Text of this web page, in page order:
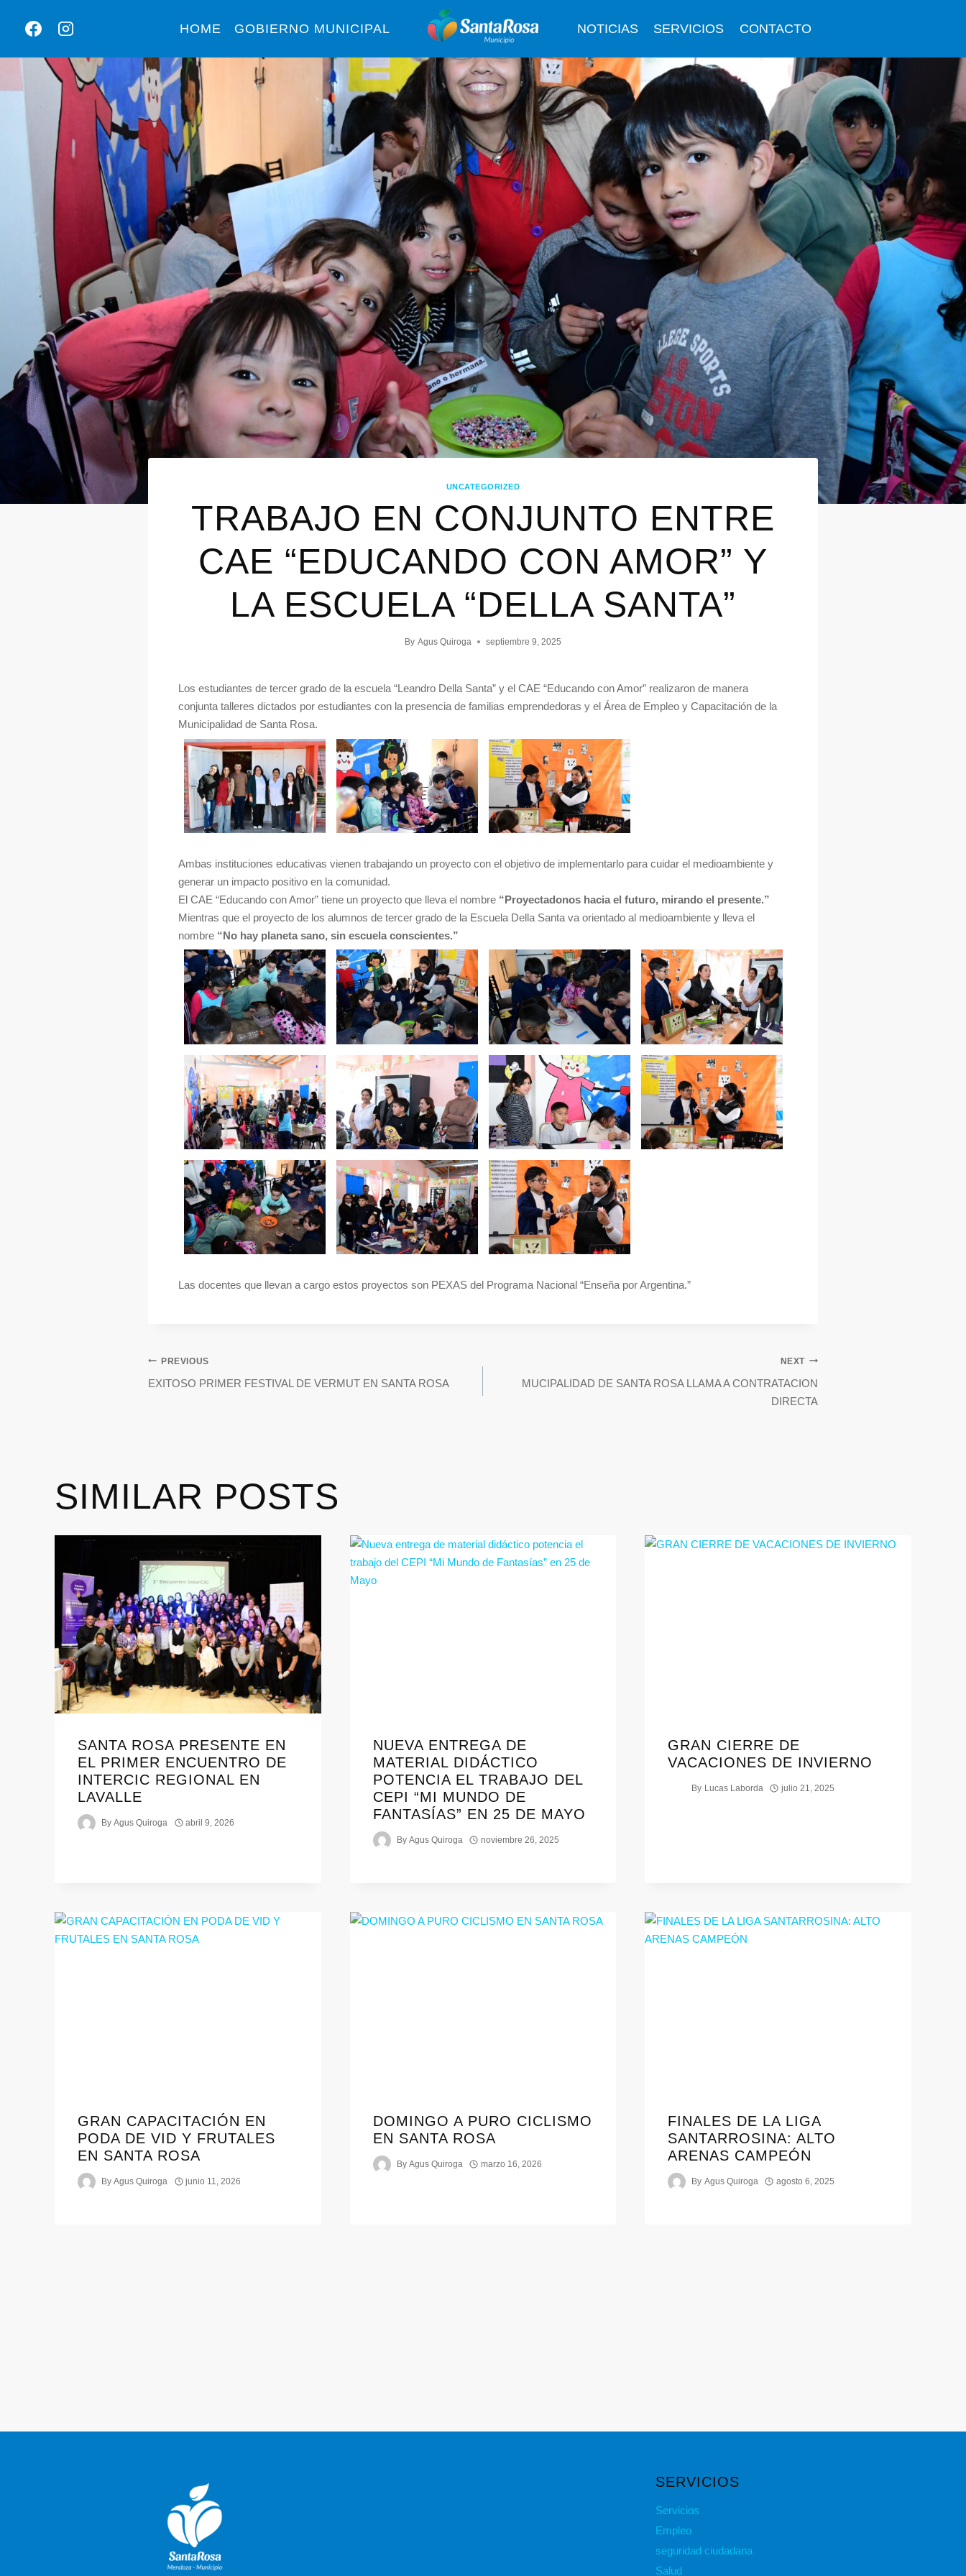
HOME GOBIERNO MUNICIPAL NOTICIAS SERVICIOS CONTACTO
UNCATEGORIZED
TRABAJO EN CONJUNTO ENTRE
CAE “EDUCANDO CON AMOR” Y
LA ESCUELA “DELLA SANTA”
By Agus Quiroga septiembre 9, 2025
Los estudiantes de tercer grado de la escuela “Leandro Della Santa” y el CAE “Educando con Amor” realizaron de manera
conjunta talleres dictados por estudiantes con la presencia de familias emprendedoras y el Área de Empleo y Capacitación de la
Municipalidad de Santa Rosa.
Ambas instituciones educativas vienen trabajando un proyecto con el objetivo de implementarlo para cuidar el medioambiente y
generar un impacto positivo en la comunidad.
El CAE “Educando con Amor” tiene un proyecto que lleva el nombre “Proyectadonos hacia el futuro, mirando el presente.”
Mientras que el proyecto de los alumnos de tercer grado de la Escuela Della Santa va orientado al medioambiente y lleva el
nombre “No hay planeta sano, sin escuela conscientes.”
Las docentes que llevan a cargo estos proyectos son PEXAS del Programa Nacional “Enseña por Argentina.”
PREVIOUS
EXITOSO PRIMER FESTIVAL DE VERMUT EN SANTA ROSA
NEXT
MUCIPALIDAD DE SANTA ROSA LLAMA A CONTRATACION
DIRECTA
SIMILAR POSTS
SANTA ROSA PRESENTE EN
EL PRIMER ENCUENTRO DE
INTERCIC REGIONAL EN
LAVALLE
By Agus Quiroga abril 9, 2026
NUEVA ENTREGA DE
MATERIAL DIDÁCTICO
POTENCIA EL TRABAJO DEL
CEPI “MI MUNDO DE
FANTASÍAS” EN 25 DE MAYO
By Agus Quiroga noviembre 26, 2025
GRAN CIERRE DE
VACACIONES DE INVIERNO
By Lucas Laborda julio 21, 2025
GRAN CAPACITACIÓN EN
PODA DE VID Y FRUTALES
EN SANTA ROSA
By Agus Quiroga junio 11, 2026
DOMINGO A PURO CICLISMO
EN SANTA ROSA
By Agus Quiroga marzo 16, 2026
FINALES DE LA LIGA
SANTARROSINA: ALTO
ARENAS CAMPEÓN
By Agus Quiroga agosto 6, 2025
SERVICIOS
Servicios
Empleo
seguridad ciudadana
Salud